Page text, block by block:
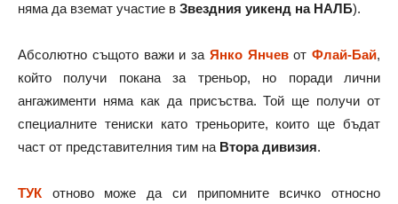
няма да вземат участие в Звездния уикенд на НАЛБ).
Абсолютно същото важи и за Янко Янчевот Флай-Бай,
който получи покана за треньор, но поради лични
ангажименти няма как да присъства. Той ще получи от
специалните тениски като треньорите, които ще бъдат
част от представителния тим на Втора дивизия.
ТУК отново може да си припомните всичко относно